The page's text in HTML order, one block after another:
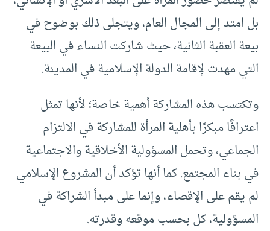
بل امتد إلى المجال العام، ويتجلى ذلك بوضوح في
بيعة العقبة الثانية، حيث شاركت النساء في البيعة
التي مهدت لإقامة الدولة الإسلامية في المدينة.
وتكتسب هذه المشاركة أهمية خاصة؛ لأنها تمثل
اعترافًا مبكرًا بأهلية المرأة للمشاركة في الالتزام
الجماعي، وتحمل المسؤولية الأخلاقية والاجتماعية
في بناء المجتمع. كما أنها تؤكد أن المشروع الإسلامي
لم يقم على الإقصاء، وإنما على مبدأ الشراكة في
المسؤولية، كل بحسب موقعه وقدرته.